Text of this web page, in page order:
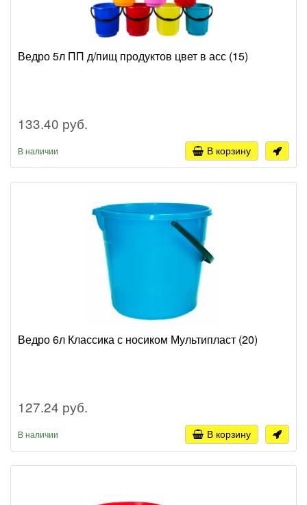
Ведро 5л ПП д/пищ продуктов цвет в асс (15)
133.40 руб.
В наличии В корзину
Ведро 6л Классика с носиком Мультипласт (20)
127.24 руб.
В наличии В корзину